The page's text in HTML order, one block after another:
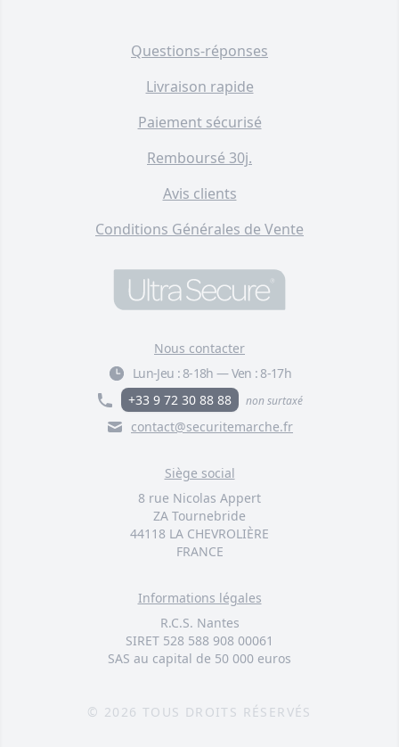
Questions-réponses
Livraison rapide
Paiement sécurisé
Remboursé 30j.
Avis clients
Conditions Générales de Vente
Nous contacter
Lun-Jeu : 8-18h —Ven : 8-17h
+33 9 72 30 88 88
non surtaxé
contact@securitemarche.fr
Siège social
8 rue Nicolas Appert
ZA Tournebride
44118 LA CHEVROLIÈRE
FRANCE
Informations légales
R.C.S. Nantes
SIRET 528 588 908 00061
SAS au capital de 50 000 euros
© 2026 TOUS DROITS RÉSERVÉS